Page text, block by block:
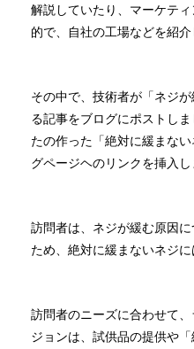
解説していたり、マーケテ
的で、自社の工場などを紹介
その中で、技術者が「ネジ
る記事をブログにポストし
たの作った「絶対に緩まな
グページヘのリンクを挿入し
訪問者は、ネジが緩む原因
ため、絶対に緩まないネジに
訪問者のニーズに合わせて
ジョンは、試供品の提供や